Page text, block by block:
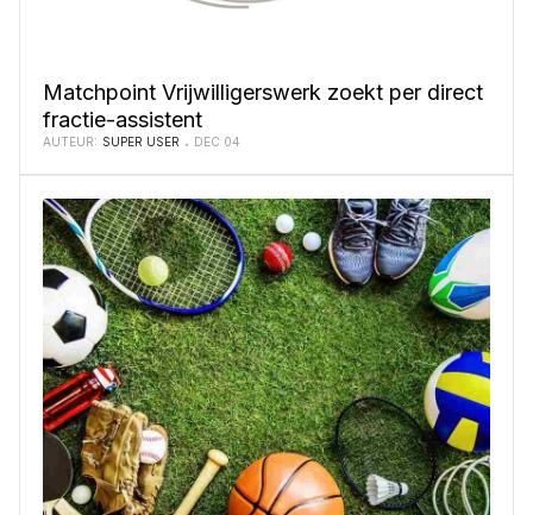
Matchpoint Vrijwilligerswerk zoekt per direct
fractie-assistent
AUTEUR: SUPER USER DEC 04